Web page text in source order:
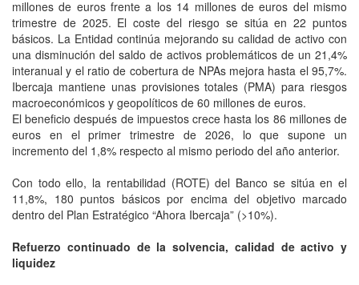
millones de euros frente a los 14 millones de euros del mismo
trimestre de 2025. El coste del riesgo se sitúa en 22 puntos
básicos. La Entidad continúa mejorando su calidad de activo con
una disminución del saldo de activos problemáticos de un 21,4%
interanual y el ratio de cobertura de NPAs mejora hasta el 95,7%.
Ibercaja mantiene unas provisiones totales (PMA) para riesgos
macroeconómicos y geopolíticos de 60 millones de euros.
El beneficio después de impuestos crece hasta los 86 millones de
euros en el primer trimestre de 2026, lo que supone un
incremento del 1,8% respecto al mismo periodo del año anterior.
Con todo ello, la rentabilidad (ROTE) del Banco se sitúa en el
11,8%, 180 puntos básicos por encima del objetivo marcado
dentro del Plan Estratégico “Ahora Ibercaja” (>10%).
Refuerzo continuado de la solvencia, calidad de activo y
liquidez